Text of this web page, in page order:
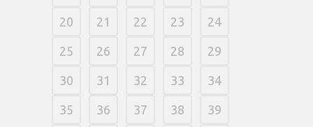
20 21 22 23 24
25 26 27 28 29
30 31 32 33 34
35 36 37 38 39